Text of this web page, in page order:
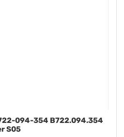
094-354 B722.094.354
S05